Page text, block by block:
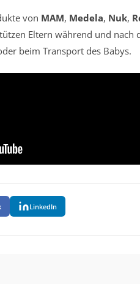
von MAM, Medela, Nuk,
Eltern während und nach
beim Transport des Babys.
LinkedIn